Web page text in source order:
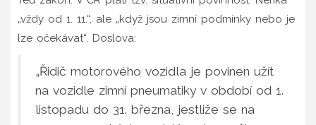
„vždy od 1. 11.“, ale „když jsou zimní podmínky nebo je
lze očekávat“. Doslova:
„Řidič motorového vozidla je povinen užít
na vozidle zimní pneumatiky v období od 1.
listopadu do 31. března, jestliže se na